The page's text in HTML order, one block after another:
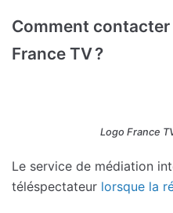
Comment
France TV ?
Logo France
Le service de médiation
téléspectateur lorsque la